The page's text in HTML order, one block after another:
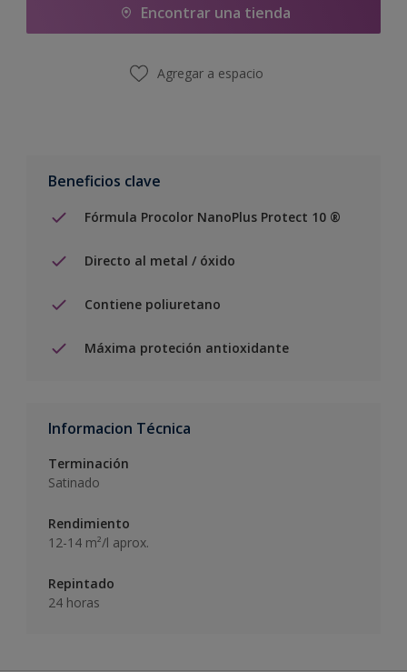
Encontrar una tienda
Agregar a espacio
Beneficios clave
Fórmula Procolor NanoPlus Protect 10 ®
Directo al metal / óxido
Contiene poliuretano
Máxima proteción antioxidante
Informacion Técnica
Terminación
Satinado
Rendimiento
12-14 m²/l aprox.
Repintado
24 horas